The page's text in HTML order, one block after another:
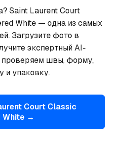
Saint Laurent Court
White — одна из самых
Загрузите фото в
экспертный AI-
проверяем швы, форму,
и упаковку.
Court Classic
White →